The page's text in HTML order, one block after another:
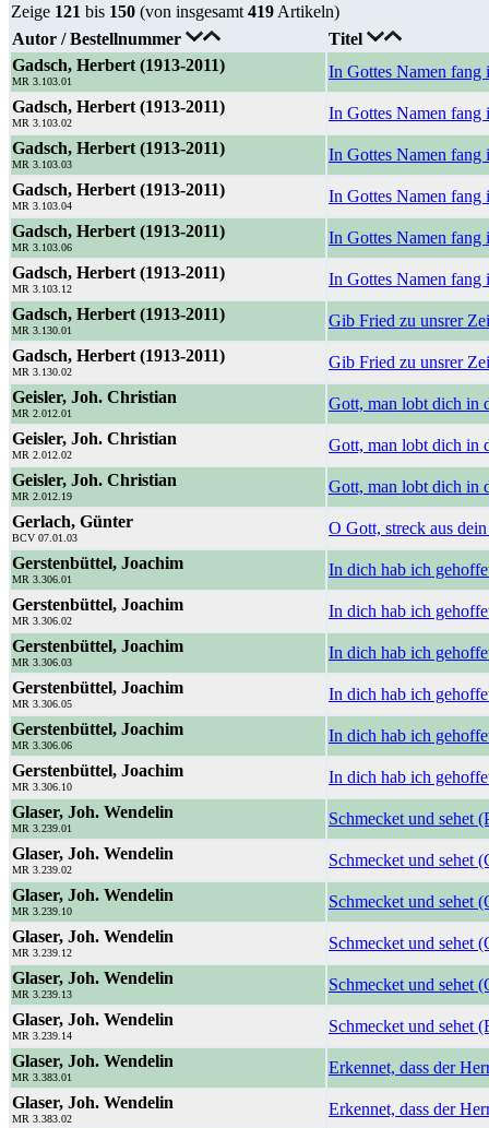
Zeige 121 bis 150 (von insgesamt 419 Artikeln)
Autor / Bestellnummer
Titel
Gadsch, Herbert (1913-2011)
MR 3.103.01
In Gottes Namen fang
Gadsch, Herbert (1913-2011)
MR 3.103.02
In Gottes Namen fang
Gadsch, Herbert (1913-2011)
MR 3.103.03
In Gottes Namen fang
Gadsch, Herbert (1913-2011)
MR 3.103.04
In Gottes Namen fang
Gadsch, Herbert (1913-2011)
MR 3.103.06
In Gottes Namen fang
Gadsch, Herbert (1913-2011)
MR 3.103.12
In Gottes Namen fang
Gadsch, Herbert (1913-2011)
MR 3.130.01
Gib Fried zu unsrer
Gadsch, Herbert (1913-2011)
MR 3.130.02
Gib Fried zu unsrer
Geisler, Joh. Christian
MR 2.012.01
Gott, man lobt dich in
Geisler, Joh. Christian
MR 2.012.02
Gott, man lobt dich in
Geisler, Joh. Christian
MR 2.012.19
Gott, man lobt dich in
Gerlach, Günter
BCV 07.01.03
O Gott, streck aus
Gerstenbüttel, Joachim
MR 3.306.01
In dich hab ich
Gerstenbüttel, Joachim
MR 3.306.02
In dich hab ich
Gerstenbüttel, Joachim
MR 3.306.03
In dich hab ich
Gerstenbüttel, Joachim
MR 3.306.05
In dich hab ich
Gerstenbüttel, Joachim
MR 3.306.06
In dich hab ich
Gerstenbüttel, Joachim
MR 3.306.10
In dich hab ich
Glaser, Joh. Wendelin
MR 3.239.01
Schmecket und sehet
Glaser, Joh. Wendelin
MR 3.239.02
Schmecket und sehet
Glaser, Joh. Wendelin
MR 3.239.10
Schmecket und sehet
Glaser, Joh. Wendelin
MR 3.239.12
Schmecket und sehet
Glaser, Joh. Wendelin
MR 3.239.13
Schmecket und sehet
Glaser, Joh. Wendelin
MR 3.239.14
Schmecket und sehet
Glaser, Joh. Wendelin
MR 3.383.01
Erkennet, dass der
Glaser, Joh. Wendelin
MR 3.383.02
Erkennet, dass der